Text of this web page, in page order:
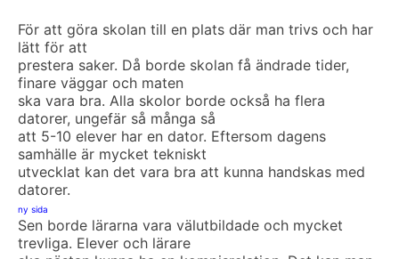
För att göra skolan till en plats där man trivs och har
lätt för att
prestera saker. Då borde skolan få ändrade tider,
finare väggar och maten
ska vara bra. Alla skolor borde också ha flera
datorer, ungefär så många så
att 5-10 elever har en dator. Eftersom dagens
samhälle är mycket tekniskt
utvecklat kan det vara bra att kunna handskas med
datorer.
ny sida
Sen borde lärarna vara välutbildade och mycket
trevliga. Elever och lärare